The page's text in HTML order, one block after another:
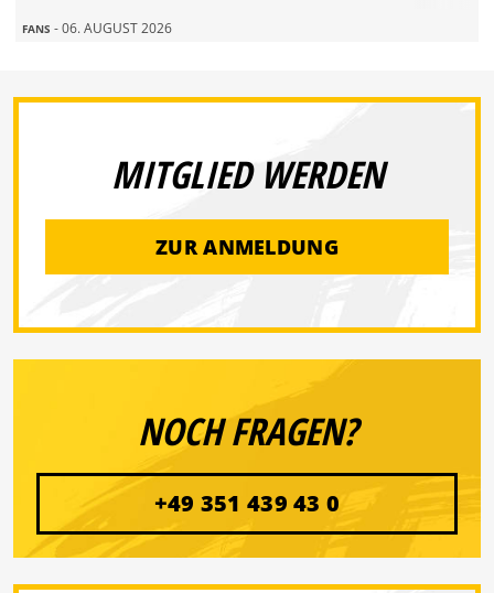
FANS - 06. AUGUST 2026
MITGLIED WERDEN
ZUR ANMELDUNG
NOCH FRAGEN?
+49 351 439 43 0